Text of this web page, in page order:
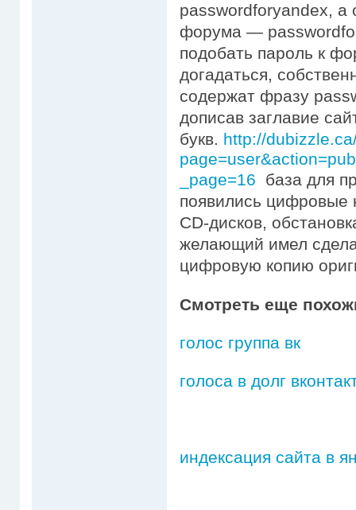
passwordforyandex, а
форума —
подобать пароль к
догадаться,
содержат фразу
дописав заглавие
букв. http://
_page=16 база для
появились
CD-дисков,
желающий имел
цифровую копию
Смотреть еще
голос группа вк
голоса в долг
индексация сайта в